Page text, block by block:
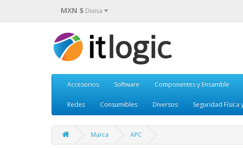
MXN $ Divisa
Accesorios Software Componentes y Ensamble
Redes Consumibles Diversos Seguridad Física
Marca APC